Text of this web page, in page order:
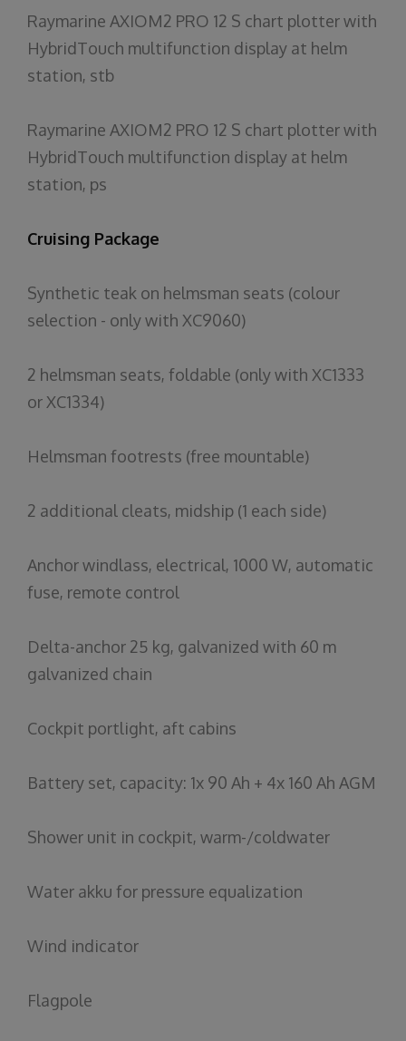
Raymarine AXIOM2 PRO 12 S chart plotter with
HybridTouch multifunction display at helm
station, stb
Raymarine AXIOM2 PRO 12 S chart plotter with
HybridTouch multifunction display at helm
station, ps
Cruising Package
Synthetic teak on helmsman seats (colour
selection - only with XC9060)
2 helmsman seats, foldable (only with XC1333
or XC1334)
Helmsman footrests (free mountable)
2 additional cleats, midship (1 each side)
Anchor windlass, electrical, 1000 W, automatic
fuse, remote control
Delta-anchor 25 kg, galvanized with 60 m
galvanized chain
Cockpit portlight, aft cabins
Battery set, capacity: 1x 90 Ah + 4x 160 Ah AGM
Shower unit in cockpit, warm-/coldwater
Water akku for pressure equalization
Wind indicator
Flagpole